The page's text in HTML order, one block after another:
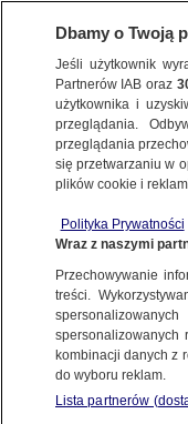
METEO
NAJNOWSZE
12.02.2014, 20:44
Udostępnij
Osiem
krasowy, który
Corvetty w
Dbamy o Twoją
Jeśli użytkownik
Partnerów IAB oraz
użytkownika i
przeglądania.
przeglądania
się przetwarzaniu w
plików cookie i
Polityka Prywatności
Wraz z naszymi
Przechowywanie
treści.
spersonalizowanych
kombinacji danych z
do wyboru reklam.
Lista partnerów